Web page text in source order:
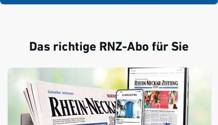
Das richtige RNZ-Abo für Sie